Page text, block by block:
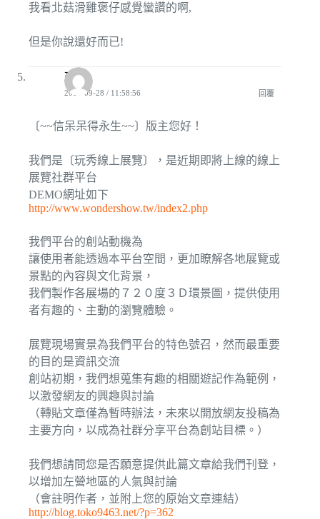
我看北菇滑雞褒仔感覺蠻讚的啊,
但是你說還好而已!
玩秀
2011-09-28 / 11:58:56 回覆
〔~~信呆呆得永生~~〕版主您好！
我們是〔玩秀線上展覽〕，是近期即將上線的線上
展覽社群平台
DEMO網址如下
http://www.wondershow.tw/index2.php
我們平台的創站動機為
讓使用者能透過本平台空間，更加瞭解各地展覽或
景點的內容與文化背景，
我們製作各展場的７２０度３Ｄ環景圖，提供使用
者有趣的、主動的瀏覽體驗。
展覽現場實景為我們平台的特色號召，然而最重要
的目的是資訊交流
創站初期，我們想蒐集有趣的相關遊記作為範例，
以激發網友的興趣與討論
（轉貼文章僅為暫時辦法，未來以開放網友投稿為
主要方向，以成為社群分享平台為創站目標。）
我們想請問您是否願意提供此篇文章給我們刊登，
以增加左營地區的人氣與討論
（會註明作者，並附上您的原始文章連結）
http://blog.toko9463.net/?p=362